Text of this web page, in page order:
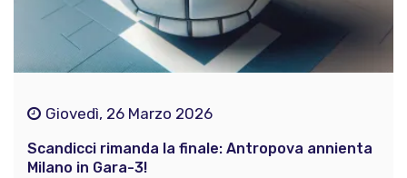
Giovedì, 26 Marzo 2026
Scandicci rimanda la finale: Antropova annienta
Milano in Gara-3!